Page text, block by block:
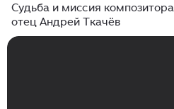
Судьба и миссия
отец Андрей Ткачёв